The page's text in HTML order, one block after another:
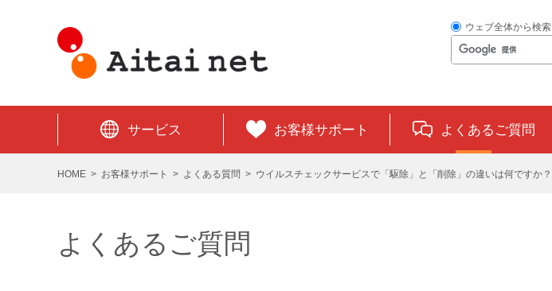
ウェブ全体から検索
サービス お客様サポート よくあるご質問
HOME お客様サポート よくある質問 ウイルスチェックサービスで「駆除」と「削除」の違いは何ですか？
よくあるご質問